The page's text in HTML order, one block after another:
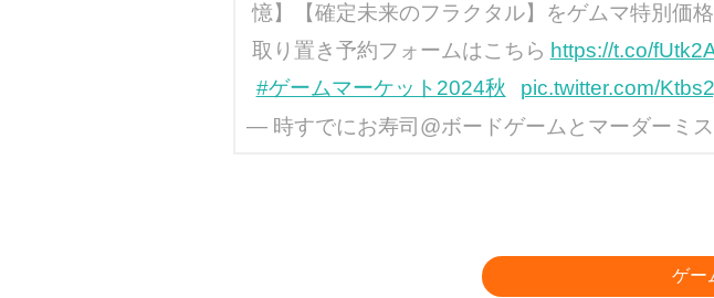
憶】【確定未来のフラクタル】をゲムマ特別価
取り置き予約フォームはこちら https://t.co/
#ゲームマーケット2024秋
pic.twitter.com/
— 時すでにお寿司@ボードゲームとマーダーミ
ゲー